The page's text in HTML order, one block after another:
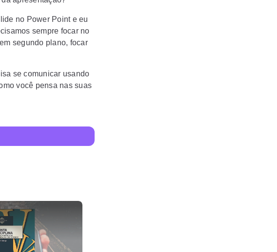
no Power Point e eu
sempre focar no
segundo plano, focar
se comunicar usando
você pensa nas suas